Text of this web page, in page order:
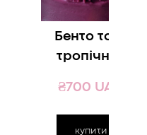
Бенто торт
тропічний
₴700 UAH
купити